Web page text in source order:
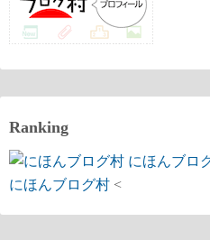
Ranking
にほんブログ村 <